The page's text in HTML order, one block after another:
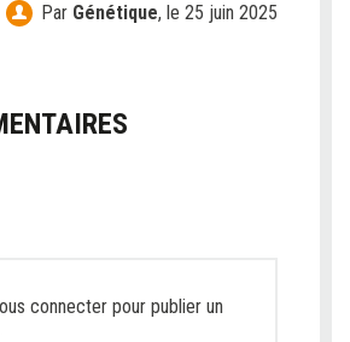
Par Génétique, le 25 juin 2025
connecter pour publier un